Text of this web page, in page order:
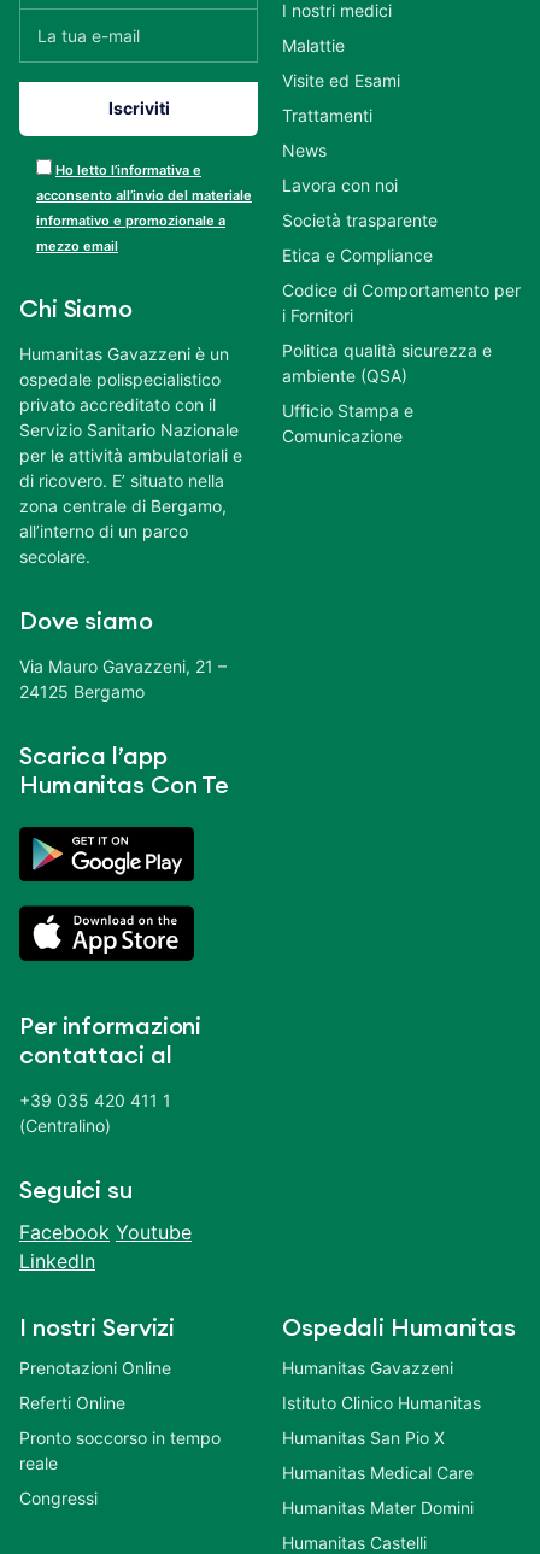
Ho letto l’informativa e
acconsento all’invio del materiale
informativo e promozionale a
mezzo email
Chi Siamo
Humanitas Gavazzeni è un
ospedale polispecialistico
privato accreditato con il
Servizio Sanitario Nazionale
per le attività ambulatoriali e
di ricovero. E’ situato nella
zona centrale di Bergamo,
all’interno di un parco
secolare.
Dove siamo
Via Mauro Gavazzeni, 21 –
24125 Bergamo
Scarica l’app
Humanitas Con Te
Per informazioni
contattaci al
+39 035 420 411 1
(Centralino)
Seguici su
Facebook Youtube
LinkedIn
I nostri medici
Malattie
Visite ed Esami
Trattamenti
News
Lavora con noi
Società trasparente
Etica e Compliance
Codice di Comportamento per
i Fornitori
Politica qualità sicurezza e
ambiente (QSA)
Ufficio Stampa e
Comunicazione
I nostri Servizi
Prenotazioni Online
Referti Online
Pronto soccorso in tempo
reale
Congressi
Ospedali Humanitas
Humanitas Gavazzeni
Istituto Clinico Humanitas
Humanitas San Pio X
Humanitas Medical Care
Humanitas Mater Domini
Humanitas Castelli